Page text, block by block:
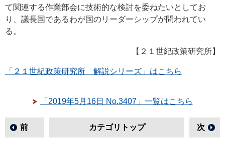
て関連する作業部会に技術的な検討を委ねたいとしてお
り、議長国であるわが国のリーダーシップが問われてい
る。
【２１世紀政策研究所】
「２１世紀政策研究所 解説シリーズ」はこちら
「2019年5月16日 No.3407」一覧はこちら
前 カテゴリトップ 次